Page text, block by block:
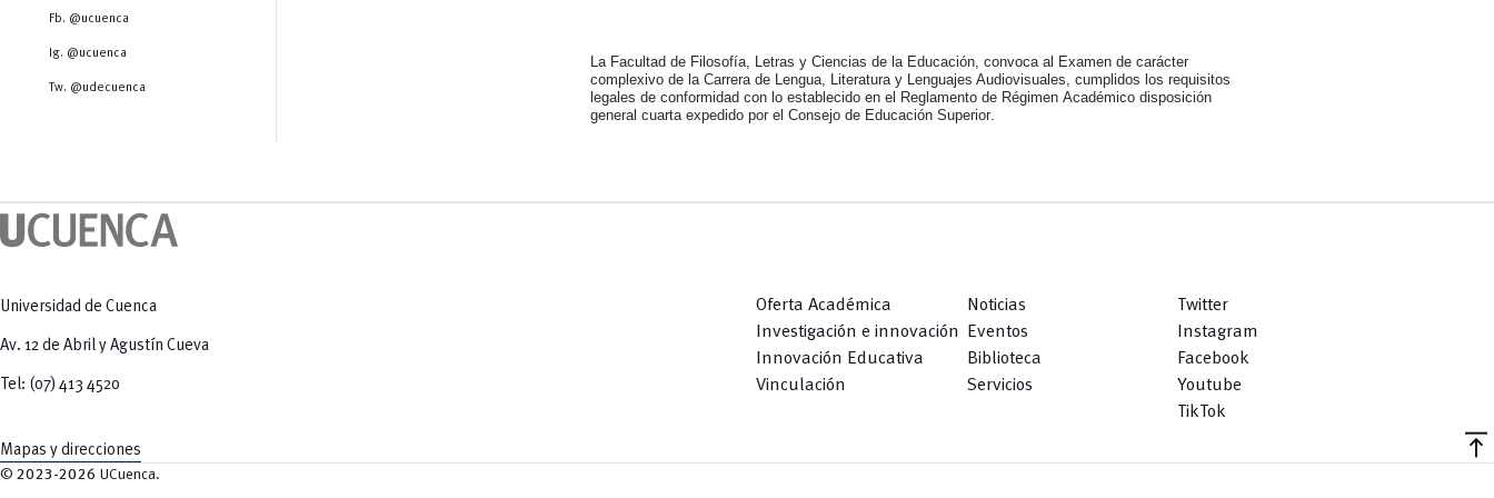
Tecnologías
Radio Universitaria
Sostenibilidad
Fb. @ucuenca
Ig. @ucuenca
Tw. @udecuenca
La Facultad de Filosofía, Letras y Ciencias de la Educación, convoca al Examen de carácter
complexivo de la Carrera de Lengua, Literatura y Lenguajes Audiovisuales, cumplidos los requisitos
legales de conformidad con lo establecido en el Reglamento de Régimen Académico disposición
general cuarta expedido por el Consejo de Educación Superior.
Universidad de Cuenca
Av. 12 de Abril y Agustín Cueva
Tel: (07) 413 4520
Mapas y direcciones
Oferta Académica
Investigación e innovación
Innovación Educativa
Vinculación
Noticias
Eventos
Biblioteca
Servicios
Twitter
Instagram
Facebook
Youtube
TikTok
vertical_align_top
© 2023-2026 UCuenca.